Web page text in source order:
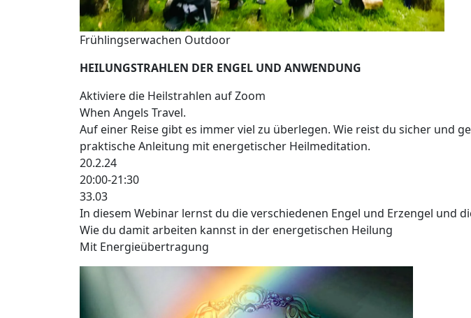
Frühlingserwachen Outdoor
HEILUNGSTRAHLEN DER ENGEL UND ANWENDUNG
Aktiviere die Heilstrahlen auf Zoom
When Angels Travel.
Auf einer Reise gibt es immer viel zu überlegen. Wie reist du sicher und
praktische Anleitung mit energetischer Heilmeditation.
20.2.24
20:00-21:30
33.03
In diesem Webinar lernst du die verschiedenen Engel und Erzengel und
Wie du damit arbeiten kannst in der energetischen Heilung
Mit Energieübertragung